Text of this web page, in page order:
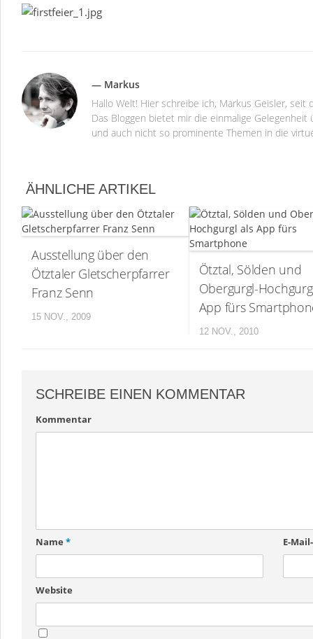
— Markus
Hallo Welt! Hier schreibe ich, Markus Geisler,
Das Bloggen bietet mir die einmalige
und auch nicht so prominente Themen in die
ÄHNLICHE ARTIKEL
Ausstellung über den
Ötztaler Gletscherpfarrer
Franz Senn
15 NOV., 2009
Ötztal, Sölden und
Obergurgl-
App fürs
12 NOV., 2010
SCHREIBE EINEN KOMMENTAR
Kommentar
Name * E-
Website